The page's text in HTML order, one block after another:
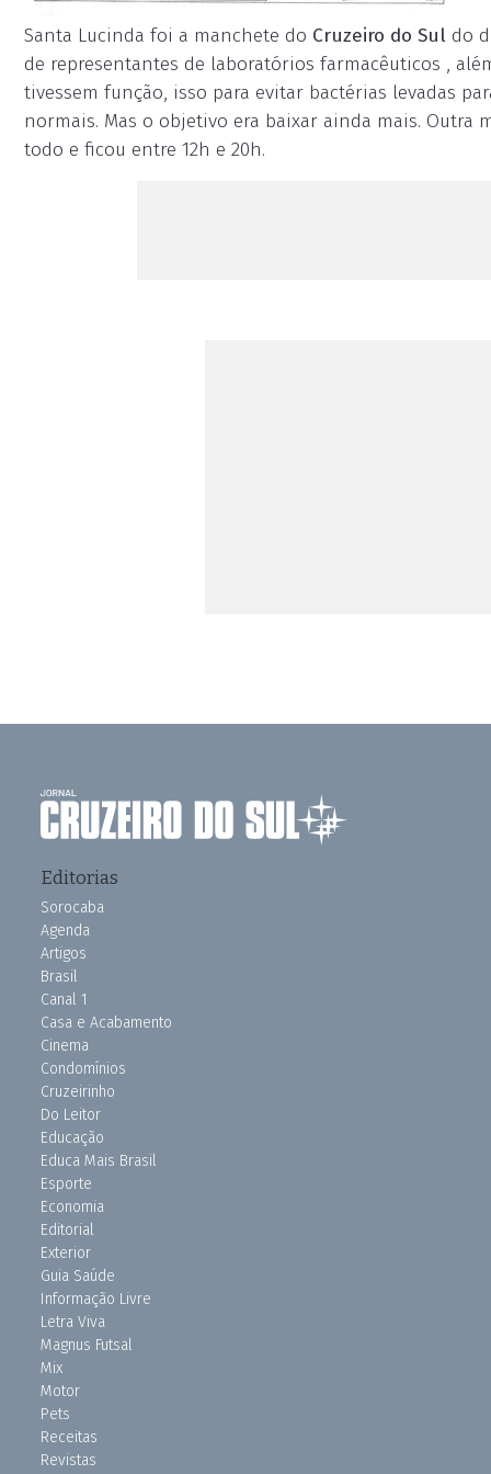
Santa Lucinda foi a manchete do Cruzeiro do Sul do
de representantes de laboratórios farmacêuticos ,
tivessem função, isso para evitar bactérias levadas
normais. Mas o objetivo era baixar ainda mais.
todo e ficou entre 12h e 20h.
Editorias
Sorocaba
Agenda
Artigos
Brasil
Canal 1
Casa e Acabamento
Cinema
Condomínios
Cruzeirinho
Do Leitor
Educação
Educa Mais Brasil
Esporte
Economia
Editorial
Exterior
Guia Saúde
Informação Livre
Letra Viva
Magnus Futsal
Mix
Motor
Pets
Receitas
Revistas